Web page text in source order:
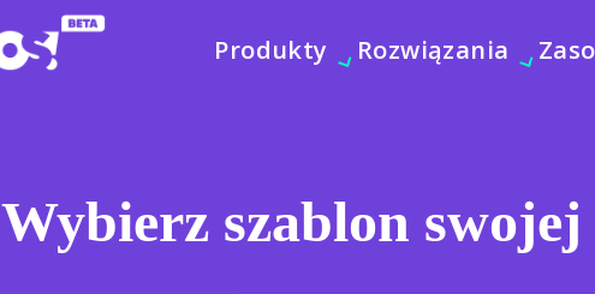
Produkty Rozwiązania
Wybierz szablon